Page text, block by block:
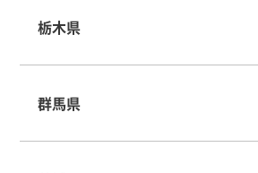
栃木県
群馬県